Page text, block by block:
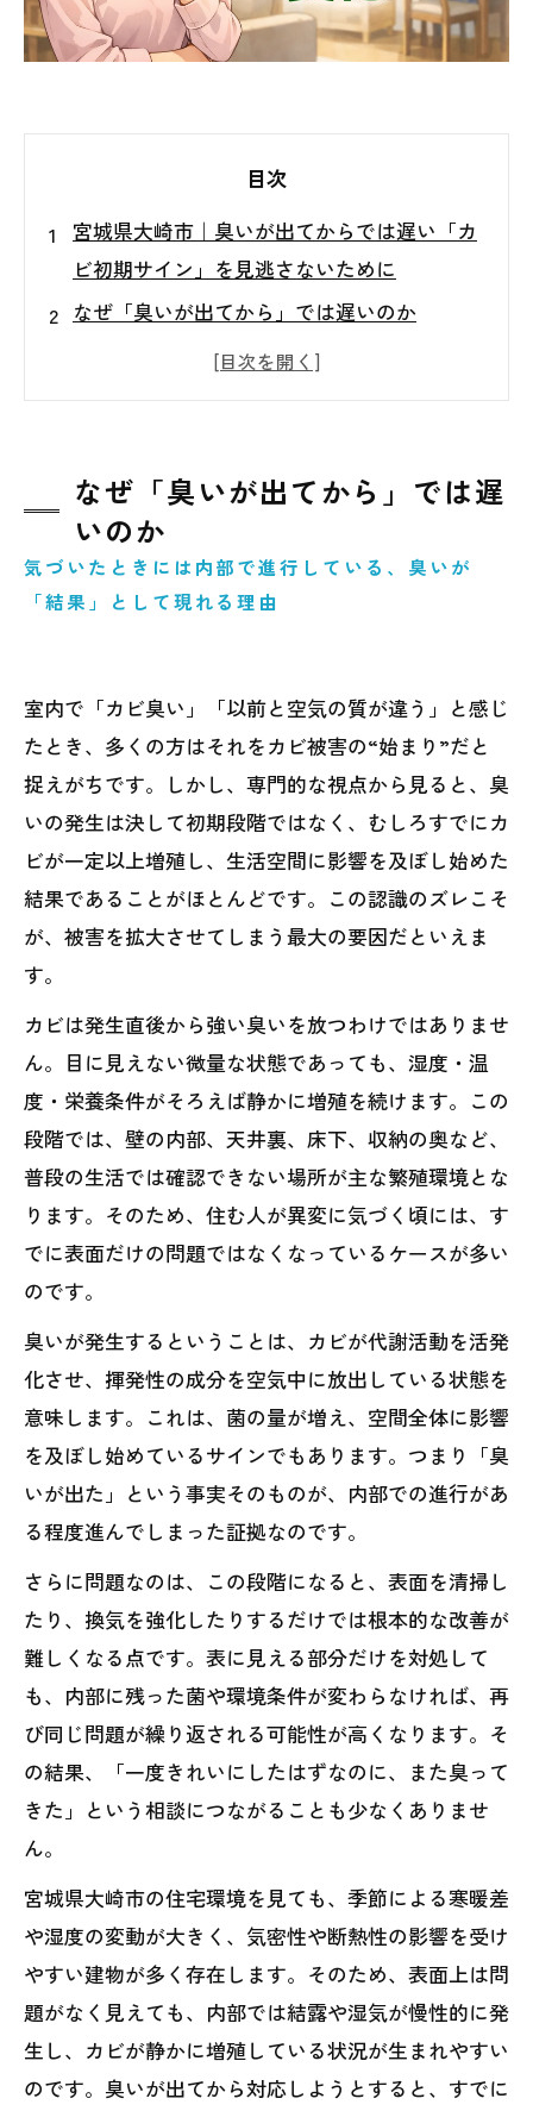
目次
宮城県大崎市｜臭いが出てからでは遅い「カ
ビ初期サイン」を見逃さないために
なぜ「臭いが出てから」では遅いのか
カビはどの段階から住環境に影響を与え始め
るのか
臭いが発生する前に起きている室内環境の変
化
宮城県大崎市の気候・住宅環境とカビ発生の
関係
回避
日常生活の中で意識したい環境管理の基本
自己判断が難しいと感じたときの正しい考え
専門的視点から考える「早期対応」という選
択
まとめ｜臭いが出る前に気づくことが住環境
を守る第一歩
なぜ「臭いが出てから」では遅
いのか
気づいたときには内部で進行している、臭いが
「結果」として現れる理由
室内で「カビ臭い」「以前と空気の質が違う」と感じ
たとき、多くの方はそれをカビ被害の“始まり”だと
捉えがちです。しかし、専門的な視点から見ると、臭
いの発生は決して初期段階ではなく、むしろすでにカ
ビが一定以上増殖し、生活空間に影響を及ぼし始めた
結果であることがほとんどです。この認識のズレこそ
が、被害を拡大させてしまう最大の要因だといえま
す。
カビは発生直後から強い臭いを放つわけではありませ
ん。目に見えない微量な状態であっても、湿度・温
度・栄養条件がそろえば静かに増殖を続けます。この
段階では、壁の内部、天井裏、床下、収納の奥など、
普段の生活では確認できない場所が主な繁殖環境とな
ります。そのため、住む人が異変に気づく頃には、す
でに表面だけの問題ではなくなっているケースが多い
のです。
臭いが発生するということは、カビが代謝活動を活発
化させ、揮発性の成分を空気中に放出している状態を
意味します。これは、菌の量が増え、空間全体に影響
を及ぼし始めているサインでもあります。つまり「臭
いが出た」という事実そのものが、内部での進行があ
る程度進んでしまった証拠なのです。
さらに問題なのは、この段階になると、表面を清掃し
たり、換気を強化したりするだけでは根本的な改善が
難しくなる点です。表に見える部分だけを対処して
も、内部に残った菌や環境条件が変わらなければ、再
び同じ問題が繰り返される可能性が高くなります。そ
の結果、「一度きれいにしたはずなのに、また臭って
きた」という相談につながることも少なくありませ
ん。
宮城県大崎市の住宅環境を見ても、季節による寒暖差
や湿度の変動が大きく、気密性や断熱性の影響を受け
やすい建物が多く存在します。そのため、表面上は問
題がなく見えても、内部では結露や湿気が慢性的に発
生し、カビが静かに増殖している状況が生まれやすい
のです。臭いが出てから対応しようとすると、すでに